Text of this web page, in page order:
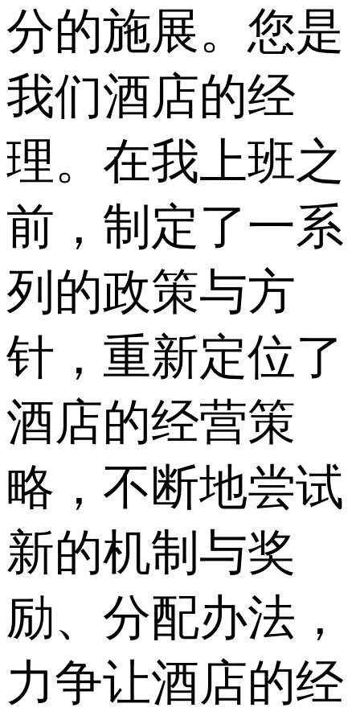
分的施展。您是
我们酒店的经
理。在我上班之
前，制定了一系
列的政策与方
针，重新定位了
酒店的经营策
略，不断地尝试
新的机制与奖
励、分配办法，
力争让酒店的经